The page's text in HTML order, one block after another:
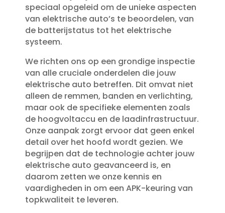
speciaal opgeleid om de unieke aspecten
van elektrische auto’s te beoordelen, van
de batterijstatus tot het elektrische
systeem.​
We richten ons op een grondige inspectie
van alle cruciale onderdelen die jouw
elektrische auto betreffen.​ Dit omvat niet
alleen de remmen, banden en verlichting,
maar ook de specifieke elementen zoals
de hoogvoltaccu en de laadinfrastructuur.​
Onze aanpak zorgt ervoor dat geen enkel
detail over het hoofd wordt gezien.​ We
begrijpen dat de technologie achter jouw
elektrische auto geavanceerd is, en
daarom zetten we onze kennis en
vaardigheden in om een APK-keuring van
topkwaliteit te leveren.​